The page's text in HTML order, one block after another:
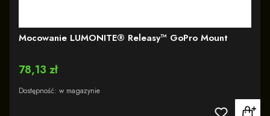
Mocowanie LUMONITE® Releasy™ GoPro Mount
Cena
78,13 zł
Dostępność: w magazynie